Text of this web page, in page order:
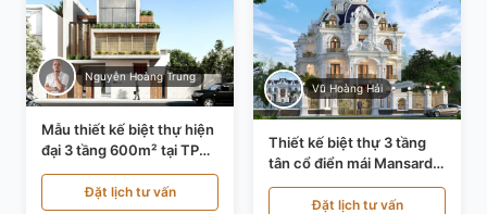
Nguyễn Hoàng Trung
Mẫu thiết kế biệt thự hiện
đại 3 tầng 600m² tại TP
Hồ Chí Minh KT24602
Đặt lịch tư vấn
Vũ Hoàng Hải
Thiết kế biệt thự 3 tầng
tân cổ điển mái Mansard
tại Thanh Hóa KT23104
Đặt lịch tư vấn